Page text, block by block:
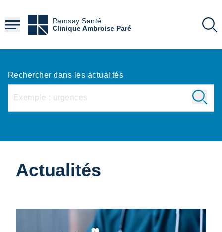
contenu
principal
Ramsay Santé
Clinique Ambroise Paré
Rechercher dans les actualités
Actualités